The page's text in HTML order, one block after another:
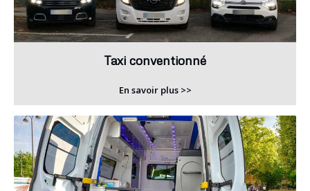
Taxi conventionné
En savoir plus >>